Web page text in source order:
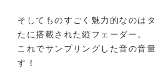
そしてものすごく魅力的なのは
たに搭載された縦フェーダー。
これでサンプリングした音の音
す！